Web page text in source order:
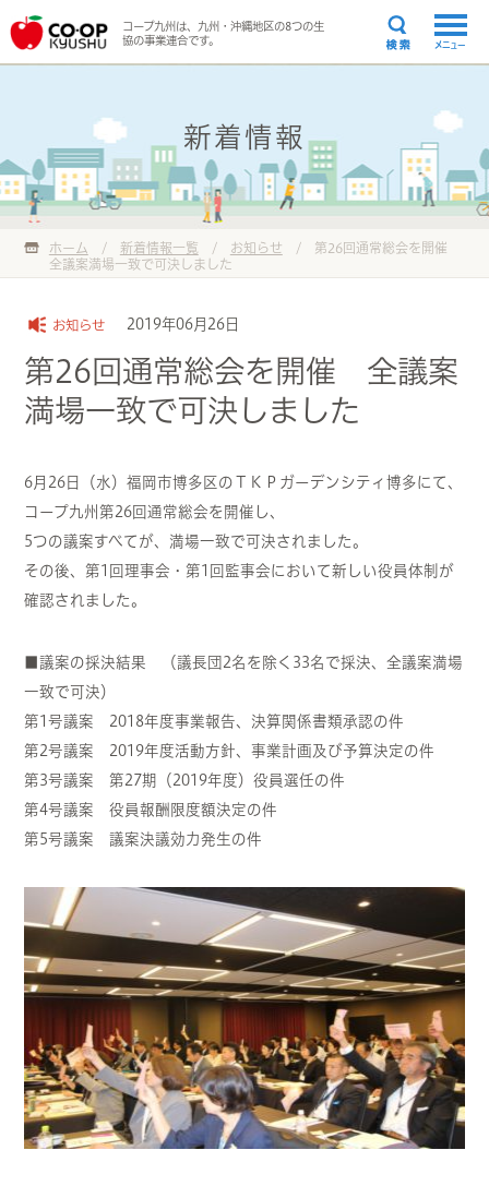
コープ九州は、九州・沖縄地区の8つの生
協の事業連合です。
メニュー
新着情報
ホーム / 新着情報一覧 / お知らせ /
第26回通常総会を開催
全議案満場一致で可決しました
お知らせ 2019年06月26日
第26回通常総会を開催 全議案
満場一致で可決しました
6月26日（水）福岡市博多区のＴＫＰガーデンシティ博多にて、
コープ九州第26回通常総会を開催し、
5つの議案すべてが、満場一致で可決されました。
その後、第1回理事会・第1回監事会において新しい役員体制が
確認されました。
■議案の採決結果 （議長団2名を除く33名で採決、全議案満場
一致で可決）
第1号議案 2018年度事業報告、決算関係書類承認の件
第2号議案 2019年度活動方針、事業計画及び予算決定の件
第3号議案 第27期（2019年度）役員選任の件
第4号議案 役員報酬限度額決定の件
第5号議案 議案決議効力発生の件